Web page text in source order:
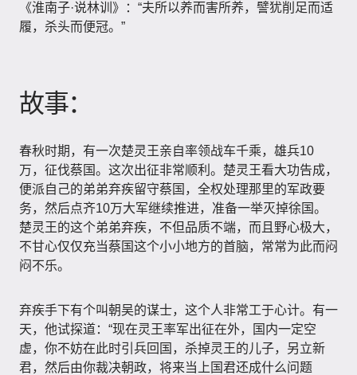
《淮南子·说林训》：“夫所以养而害所养，譬犹削足而适
履，杀头而便冠。”
故事：
春秋时期，有一次楚灵王亲自率领战车千乘，雄兵10
万，征伐蔡国。这次出征非常顺利。楚灵王看大功告成，
便派自己的弟弟弃疾留守蔡国，全权处理那里的军政要
务，然后点齐10万大军继续推进，准备一举灭掉徐国。
楚灵王的这个弟弟弃疾，不但品质不端，而且野心极大，
不甘心仅仅充当蔡国这个小小地方的首脑，常常为此而闷
闷不乐。
弃疾手下有个叫朝吴的谋士，这个人非常工于心计。有一
天，他试探道：“现在灵王率军出征在外，国内一定空
虚，你不妨在此时引兵回国，杀掉灵王的儿子，另立新
君，然后由你裁决朝政，将来当上国君还成什么问题